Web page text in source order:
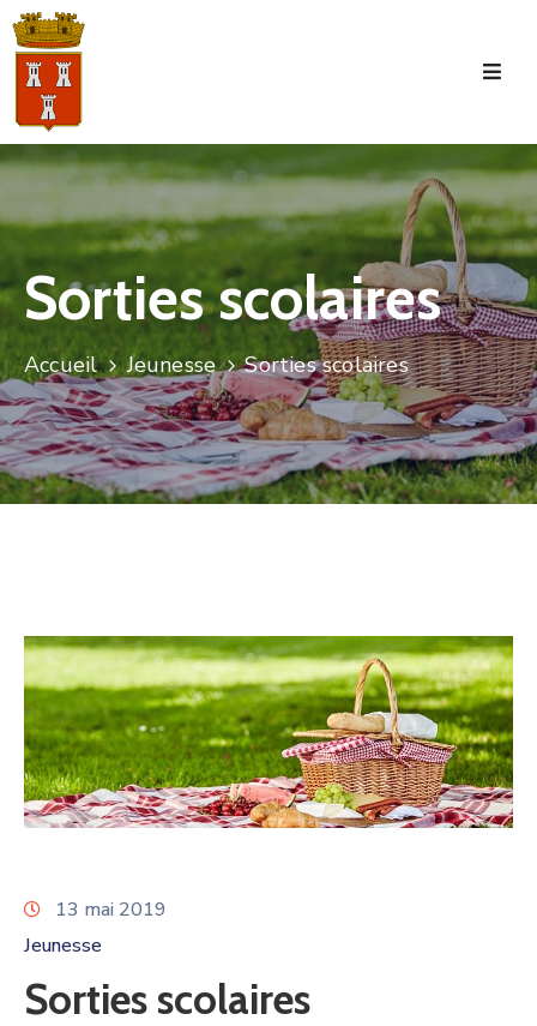
Accueil
La
Commune
Tourisme
Manifestations
Vie
Municipale
Services
Jeunesse
Sorties scolaires
Accueil Jeunesse Sorties scolaires
13 mai 2019
Jeunesse
Sorties scolaires